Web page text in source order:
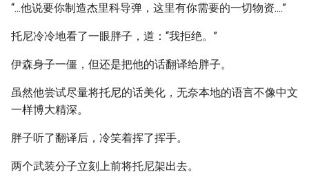
“...他说要你制造杰里科导弹，这里有你需要的一切物资....”
托尼冷冷地看了一眼胖子，道：“我拒绝。”
伊森身子一僵，但还是把他的话翻译给胖子。
虽然他尝试尽量将托尼的话美化，无奈本地的语言不像中文
一样博大精深。
胖子听了翻译后，冷笑着挥了挥手。
两个武装分子立刻上前将托尼架出去。